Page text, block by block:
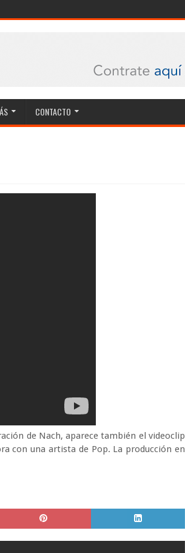
CONTACTO
de Nach, aparece también el videoclip
con una artista de Pop. La producción en